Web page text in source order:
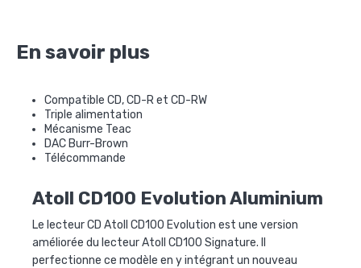
En savoir plus
Compatible CD, CD-R et CD-RW
Triple alimentation
Mécanisme Teac
DAC Burr-Brown
Télécommande
Atoll CD100 Evolution Aluminium
Le lecteur CD Atoll CD100 Evolution est une version
améliorée du lecteur Atoll CD100 Signature. Il
perfectionne ce modèle en y intégrant un nouveau